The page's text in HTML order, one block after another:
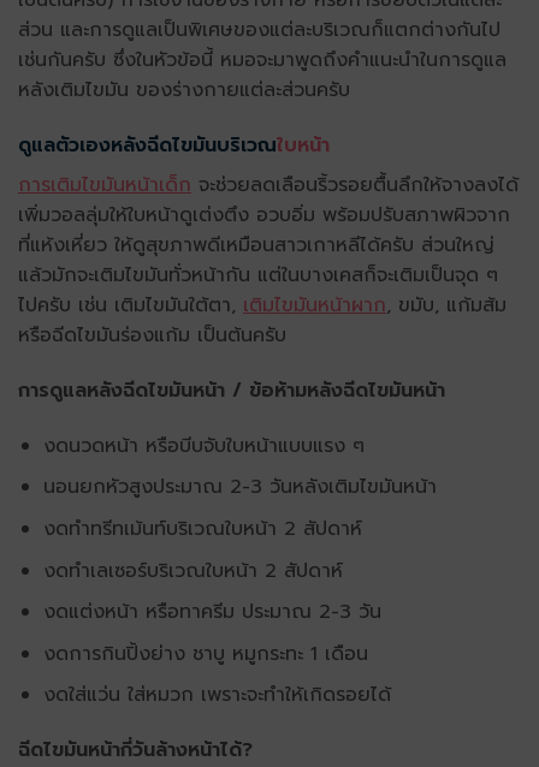
ส่วน และการดูแลเป็นพิเศษของแต่ละบริเวณก็แตกต่างกันไป
เช่นกันครับ ซึ่งในหัวข้อนี้ หมอจะมาพูดถึงคำแนะนำในการดูแล
หลังเติมไขมัน ของร่างกายแต่ละส่วนครับ
ดูแลตัวเองหลังฉีดไขมันบริเวณใบหน้า
การเติมไขมันหน้าเด็ก จะช่วยลดเลือนริ้วรอยตื้นลึกให้จางลงได้
เพิ่มวอลลุ่มให้ใบหน้าดูเต่งตึง อวบอิ่ม พร้อมปรับสภาพผิวจาก
ที่แห้งเหี่ยว ให้ดูสุขภาพดีเหมือนสาวเกาหลีได้ครับ ส่วนใหญ่
แล้วมักจะเติมไขมันทั่วหน้ากัน แต่ในบางเคสก็จะเติมเป็นจุด ๆ
ไปครับ เช่น เติมไขมันใต้ตา, เติมไขมันหน้าผาก, ขมับ, แก้มส้ม
หรือฉีดไขมันร่องแก้ม เป็นต้นครับ
การดูแลหลังฉีดไขมันหน้า / ข้อห้ามหลังฉีดไขมันหน้า
งดนวดหน้า หรือบีบจับใบหน้าแบบแรง ๆ
นอนยกหัวสูงประมาณ 2-3 วันหลังเติมไขมันหน้า
งดทำทรีทเม้นท์บริเวณใบหน้า 2 สัปดาห์
งดทำเลเซอร์บริเวณใบหน้า 2 สัปดาห์
งดแต่งหน้า หรือทาครีม ประมาณ 2-3 วัน
งดการกินปิ้งย่าง ชาบู หมูกระทะ 1 เดือน
งดใส่แว่น ใส่หมวก เพราะจะทำให้เกิดรอยได้
ฉีดไขมันหน้ากี่วันล้างหน้าได้?